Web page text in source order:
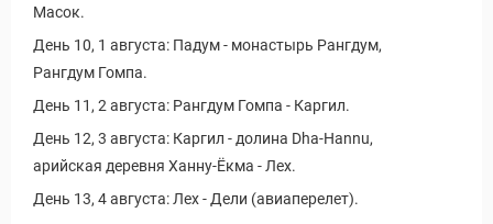
Масок.
День 10, 1 августа: Падум - монастырь Рангдум,
Рангдум Гомпа.
День 11, 2 августа: Рангдум Гомпа - Каргил.
День 12, 3 августа: Каргил - долина Dha-Hannu,
арийская деревня Ханну-Ёкма - Лех.
День 13, 4 августа: Лех - Дели (авиаперелет).